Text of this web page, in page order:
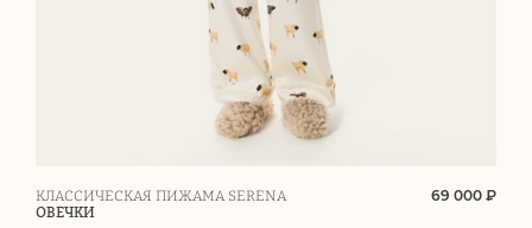
КЛАССИЧЕСКАЯ ПИЖАМА SERENA
ОВЕЧКИ
69 000 ₽